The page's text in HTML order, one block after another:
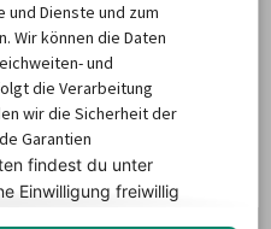
an. Wenn Sie
oder Kindersitze und
benötigen, finden Sie im
bei Avis in
Auswahl. Einige
integriertes
und Dienste und zum
Wir können die Daten
und
die Verarbeitung
wir die Sicherheit der
Garantien
findest du unter
Einwilligung freiwillig